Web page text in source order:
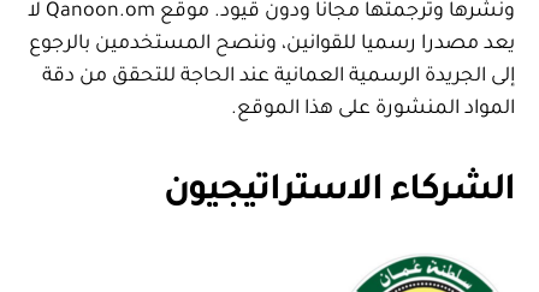
ونشرها وترجمتها مجانا ودون قيود. موقع Qanoon.om لا
يعد مصدرا رسميا للقوانين، وننصح المستخدمين بالرجوع
إلى الجريدة الرسمية العمانية عند الحاجة للتحقق من دقة
المواد المنشورة على هذا الموقع.
الشركاء الاستراتيجيون